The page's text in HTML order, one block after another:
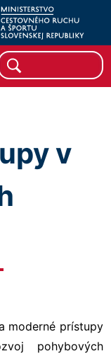
v
moderné prístupy
pohybových